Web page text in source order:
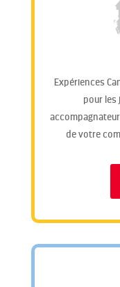
Expériences
pour les
de votre